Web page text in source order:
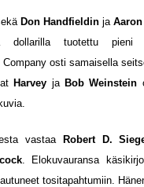
Don Handfieldinja
dollarilla tuotettu pieni
osti samaisella
Harvey jaBob Weinstein
vastaa Robert D.
. Elokuvauransa
tositapahtumiin.